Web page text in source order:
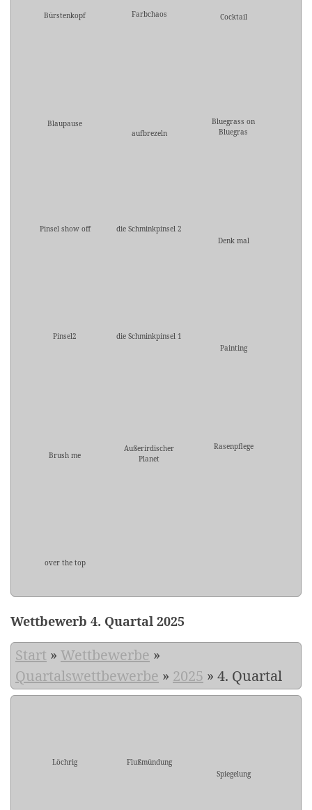
Bürstenkopf Farbchaos Cocktail
Blaupause
aufbrezeln
Bluegrass on
Bluegras
Pinsel show off
die Schminkpinsel 2
Denk mal
Pinsel2
die Schminkpinsel 1
Painting
Brush me
Außerirdischer
Planet
Rasenpflege
over the top
Wettbewerb 4. Quartal 2025
Start » Wettbewerbe »
Quartalswettbewerbe » 2025 » 4. Quartal
Löchrig
Flußmündung
Spiegelung